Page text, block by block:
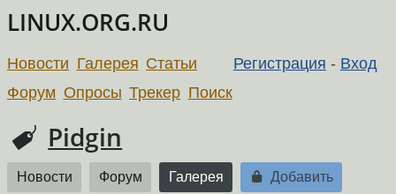
LINUX.ORG.RU
Регистрация - Вход
Новости Галерея Статьи
Форум Опросы Трекер Поиск
Pidgin
Новости Форум Галерея Добавить